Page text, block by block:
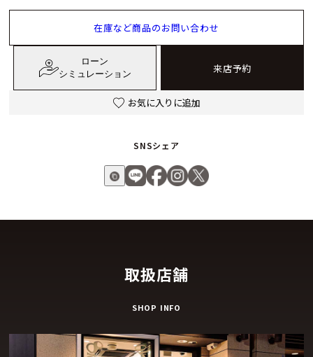
在庫など商品のお問い合わせ
ローン
シミュレーション
来店予約
お気に入りに追加
SNSシェア
取扱店舗
SHOP INFO